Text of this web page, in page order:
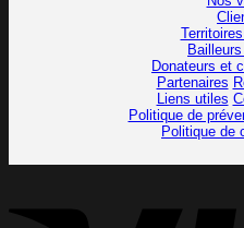
Donateurs et
Partenaires
Liens utiles
Politique de
Politique de